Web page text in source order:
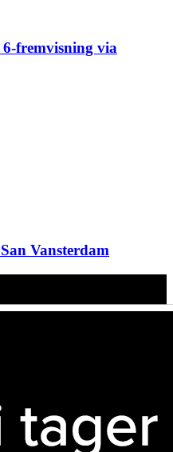
fremvisning via
Vansterdam